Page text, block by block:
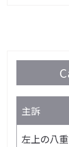
主訴
左上の八